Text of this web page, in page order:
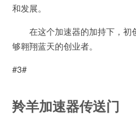
和发展。
在这个加速器的加持下，初
够翱翔蓝天的创业者。
#3#
羚羊加速器传送门